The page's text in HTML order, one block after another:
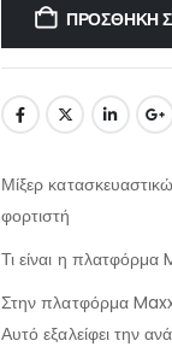
ΠΡΟΣΘΉΚΗ
Μίξερ
φορτιστή
Τι είναι η
Στην πλατφόρμα
Αυτό εξαλείφει την